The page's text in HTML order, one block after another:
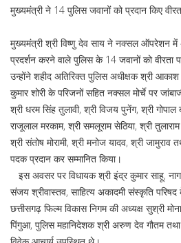
मुख्यमंत्री ने 14 पुलिस जवानों को प्रदान किए
मुख्यमंत्री श्री विष्णु देव साय ने नक्सल ऑपरेशन में
प्रदर्शन करने वाले पुलिस के 14 जवानों को वीरता
उन्होंने शहीद अतिरिक्त पुलिस अधीक्षक श्री आकाश
कुमार शोरी के परिजनों सहित नक्सल मोर्चे पर
श्री धरम सिंह तुलावी, श्री विजय पुनेंग, श्री गोपाल
राजूलाल मरकाम, श्री समलूराम सेठिया, श्री
श्री संतोष मोरामी, श्री मनोज यादव, श्री जामुराव
पदक प्रदान कर सम्मानित किया।
इस अवसर पर विधायक श्री इंद्र कुमार साहू,
संजय श्रीवास्तव, साहित्य अकादमी संस्कृति परिषद
छत्तीसगढ़ फिल्म विकास निगम की अध्यक्ष सुश्री
पिंगुआ, पुलिस महानिदेशक श्री अरुण देव गौतम